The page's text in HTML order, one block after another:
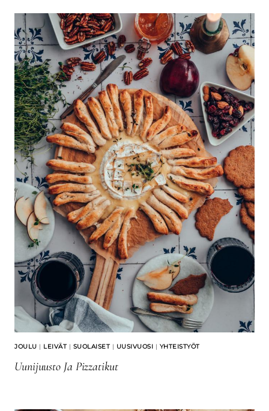
JOULU | LEIVÄT | SUOLAISET | UUSIVUOSI | YHTEISTYÖT
Uunijuusto Ja Pizzatikut